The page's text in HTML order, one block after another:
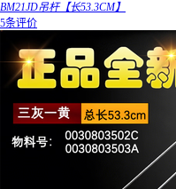
BM21JD吊杆【长53.3CM】
5条评价